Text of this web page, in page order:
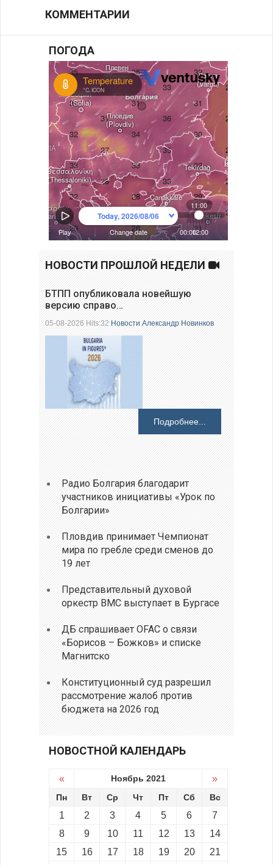
КОММЕНТАРИИ
ПОГОДА
НОВОСТИ ПРОШЛОЙ НЕДЕЛИ
БТПП опубликовала новейшую
версию справо…
05-08-2026 Hits:32Новости Александр Новинков
Подробнее...
Радио Болгария благодарит
участников инициативы «Урок по
Болгарии»
Пловдив принимает Чемпионат
мира по гребле среди сменов до
19 лет
Представительный духовой
оркестр ВМС выступает в Бургасе
ДБ спрашивает OFAC о связи
«Борисов – Божков» и списке
Магнитско
Конституционный суд разрешил
рассмотрение жалоб против
бюджета на 2026 год
НОВОСТНОЙ КАЛЕНДАРЬ
« Ноябрь 2021 »
Пн Вт Ср Чт Пт Сб Вс
1 2 3 4 5 6
7
8
9 10 11 12 13
14
15
16 17 18 19 20
21